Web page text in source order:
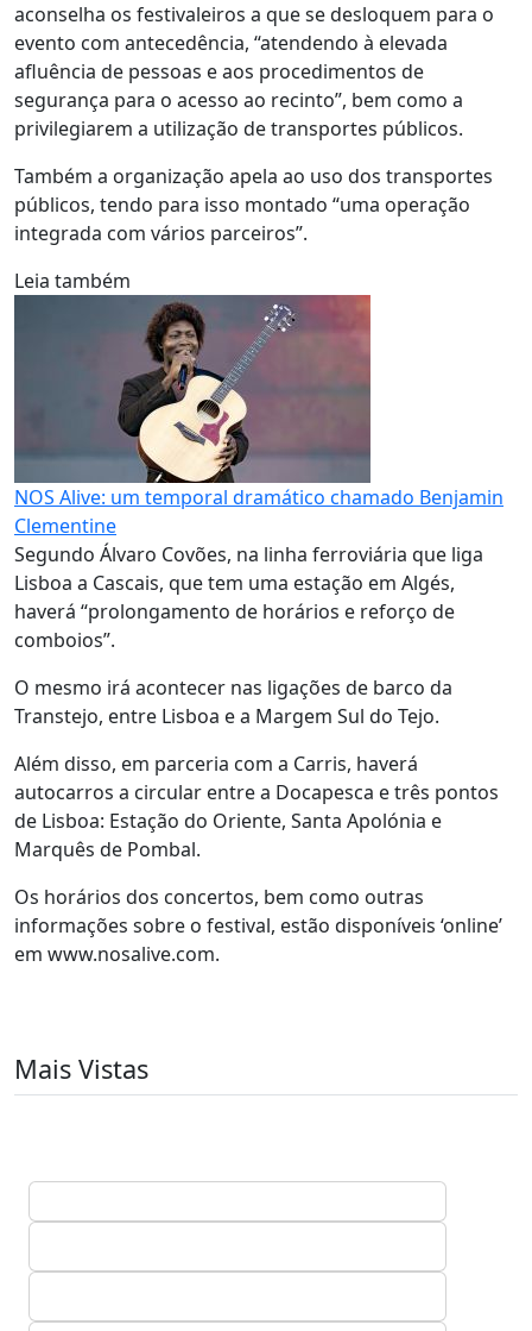
aconselha os festivaleiros a que se desloquem para o
evento com antecedência, “atendendo à elevada
afluência de pessoas e aos procedimentos de
segurança para o acesso ao recinto”, bem como a
privilegiarem a utilização de transportes públicos.
Também a organização apela ao uso dos transportes
públicos, tendo para isso montado “uma operação
integrada com vários parceiros”.
Leia também
NOS Alive: um temporal dramático chamado Benjamin
Clementine
Segundo Álvaro Covões, na linha ferroviária que liga
Lisboa a Cascais, que tem uma estação em Algés,
haverá “prolongamento de horários e reforço de
comboios”.
O mesmo irá acontecer nas ligações de barco da
Transtejo, entre Lisboa e a Margem Sul do Tejo.
Além disso, em parceria com a Carris, haverá
autocarros a circular entre a Docapesca e três pontos
de Lisboa: Estação do Oriente, Santa Apolónia e
Marquês de Pombal.
Os horários dos concertos, bem como outras
informações sobre o festival, estão disponíveis ‘online’
em www.nosalive.com.
Mais Vistas